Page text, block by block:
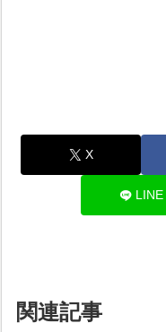
X
LINE
関連記事